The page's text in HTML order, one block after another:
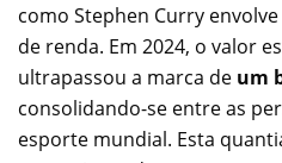
como Stephen Curry
de renda. Em 2024, o valor
ultrapassou a marca de um
consolidando-se entre as
esporte mundial. Esta